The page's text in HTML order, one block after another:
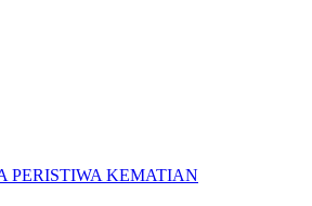
PERISTIWA KEMATIAN